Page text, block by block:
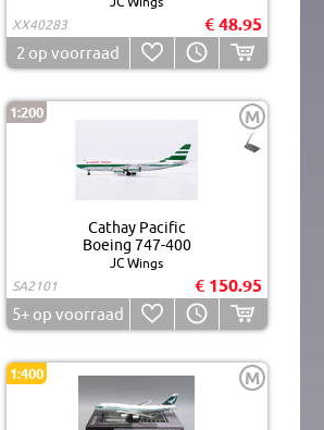
XX40283
€ 48.95
2 op voorraad
1:200 M
Cathay Pacific
Boeing 747-400
JC Wings
SA2101
€ 150.95
5+op voorraad
1:400 M